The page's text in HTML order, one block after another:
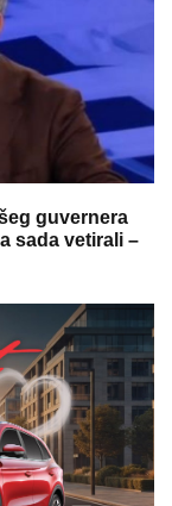
guvernera
sada vetirali –